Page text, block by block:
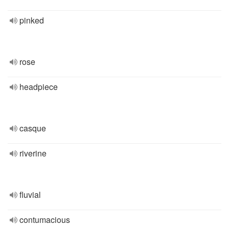
pinked
rose
headpiece
casque
riverine
fluvial
contumacious